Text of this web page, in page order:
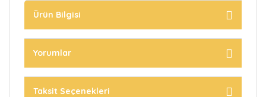
Ürün Bilgisi
Yorumlar
Taksit Seçenekleri